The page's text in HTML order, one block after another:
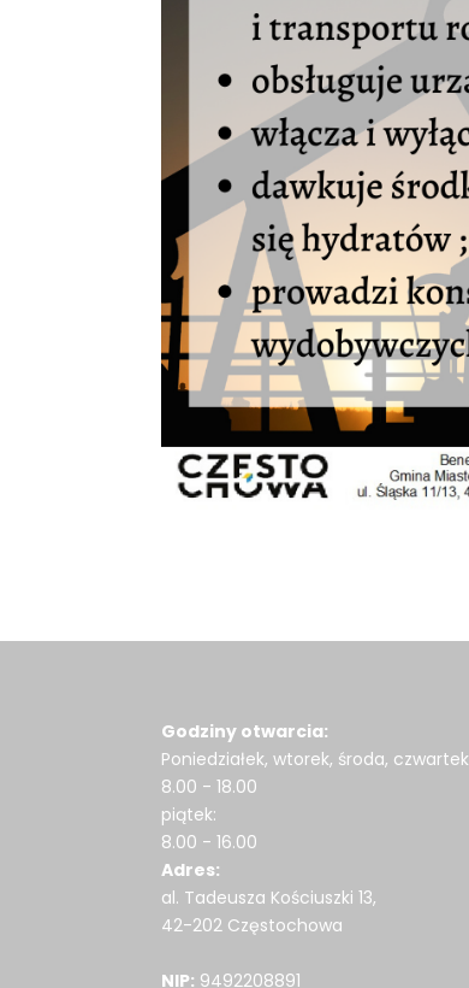
Godziny otwarcia:
Poniedziałek, wtorek, środa, czwartek
8.00 - 18.00
piątek:
8.00 - 16.00
Adres:
al. Tadeusza Kościuszki 13,
42-202 Częstochowa
NIP: 9492208891